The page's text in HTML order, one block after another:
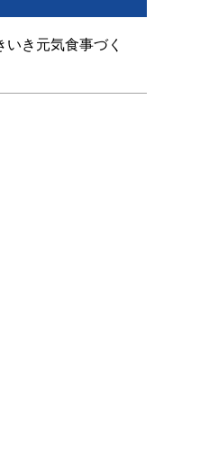
いき元気食事づく